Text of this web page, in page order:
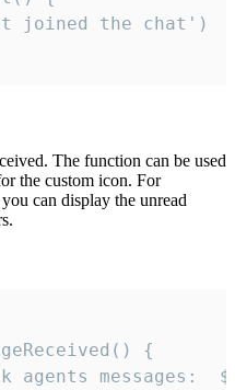
The function can be used
the custom icon. For
can display the unread
{